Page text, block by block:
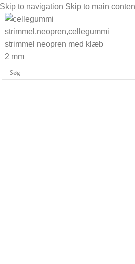
Skip to navigation Skip to main